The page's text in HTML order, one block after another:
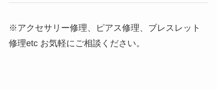
※アクセサリー修理、ピアス修理、ブレスレット
修理etc お気軽にご相談ください。